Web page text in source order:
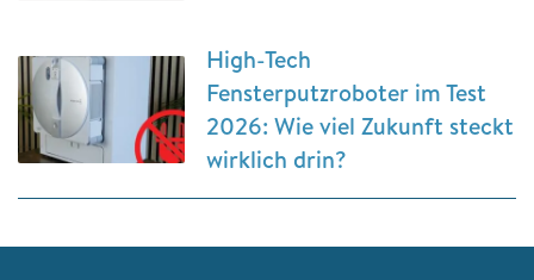
High-Tech
Fensterputzroboter im Test
2026: Wie viel Zukunft steckt
wirklich drin?